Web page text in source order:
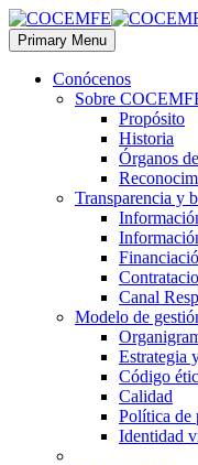
Primary Menu
Conócenos
Sobre
Propósito
Historia
Órganos
Transparencia y
Canal
Modelo de
Estrategia
Código
Calidad
Política de
Identidad